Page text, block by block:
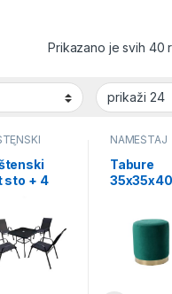
Prikazano je svih 40
sto + 4
NAMEŠTAJ
Tabure